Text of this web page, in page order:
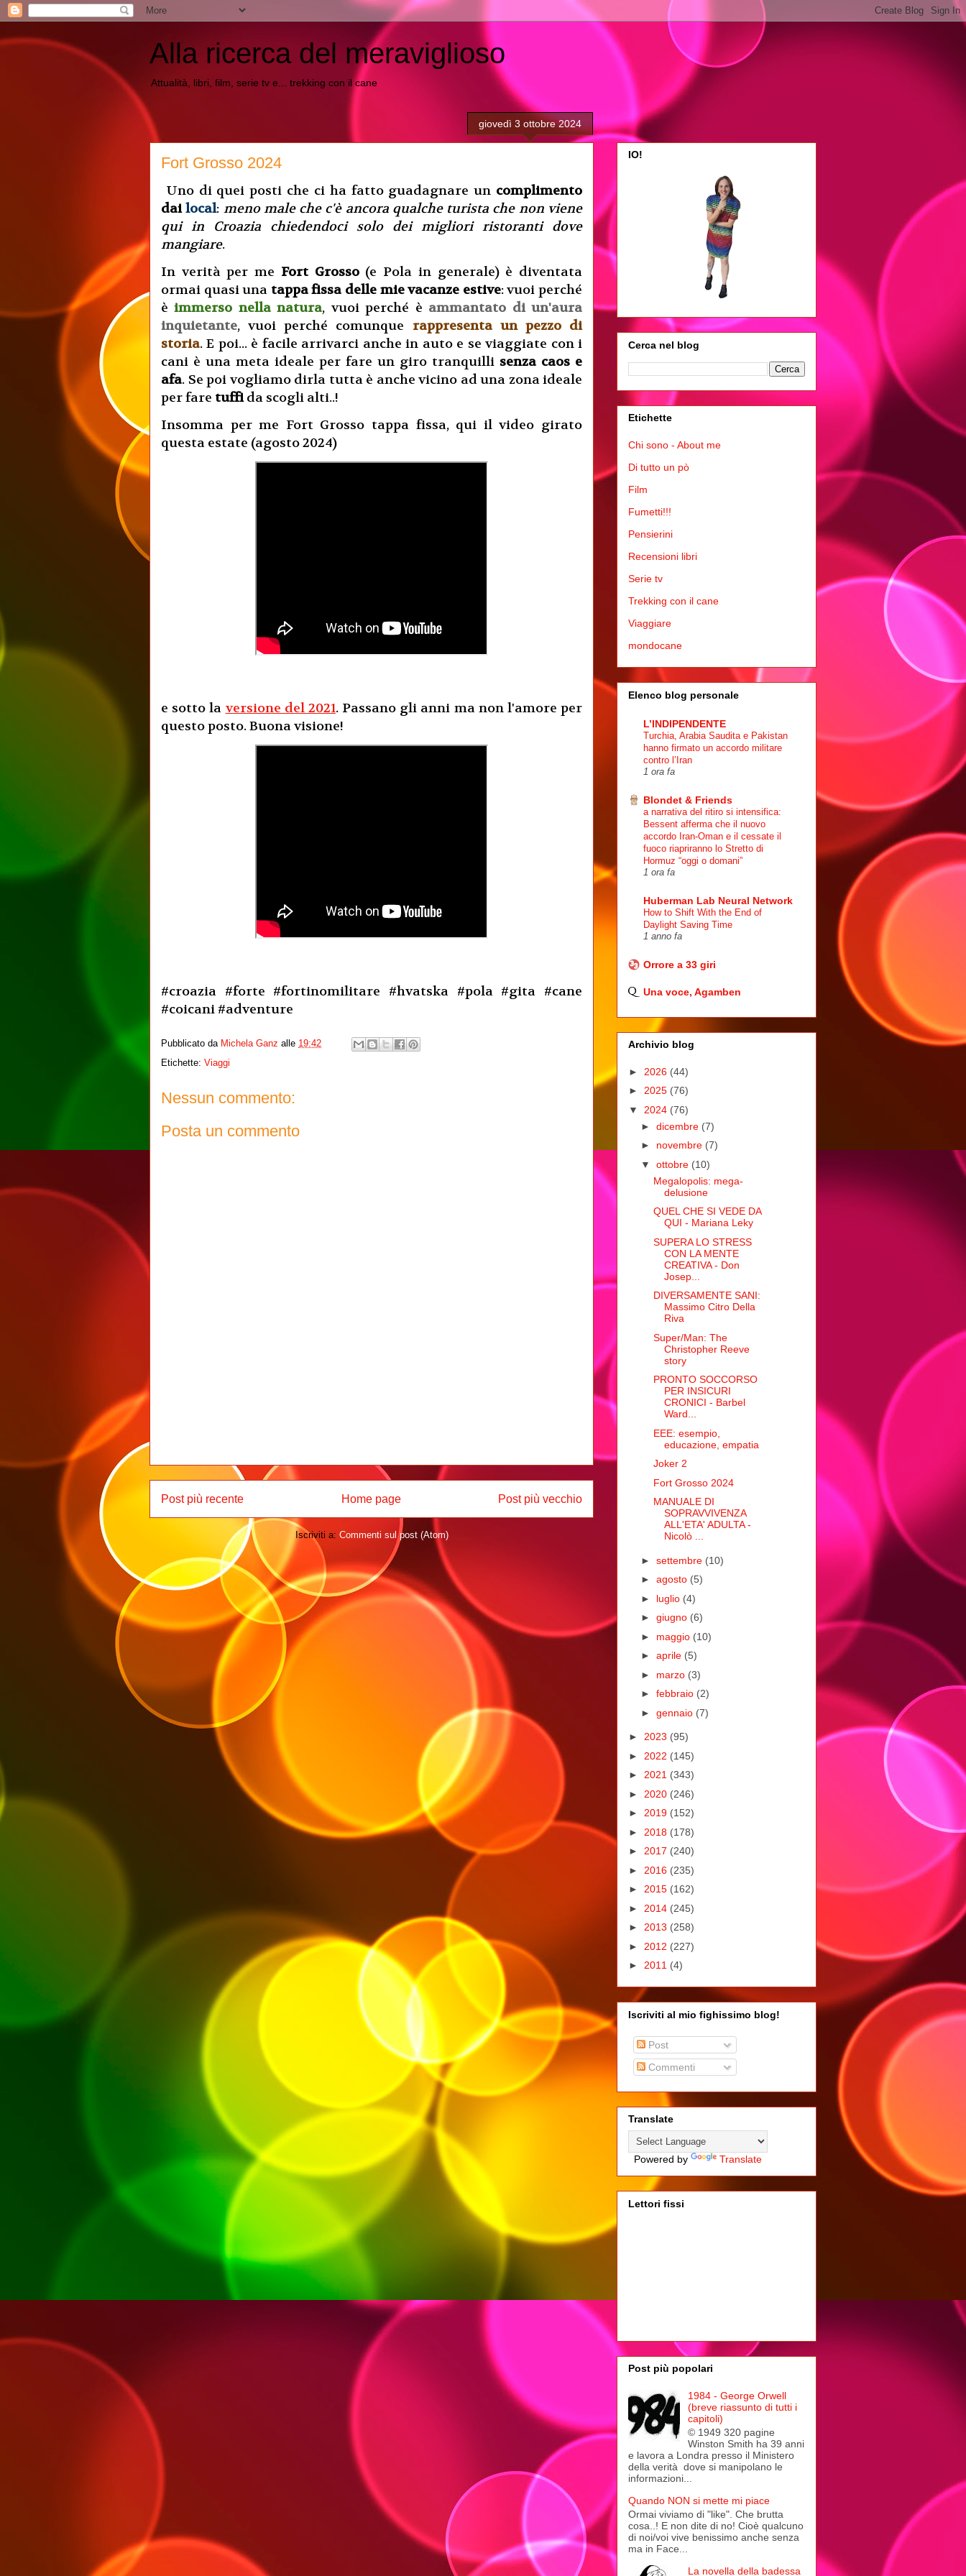
Alla ricerca del meraviglioso
Attualità, libri, film, serie tv e... trekking con il cane
giovedì 3 ottobre 2024
Fort Grosso 2024
Uno di quei posti che ci ha fatto guadagnare un complimento
dailocal: meno male che c'è ancora qualche turista che non viene
qui in Croazia chiedendoci solo dei migliori ristoranti dove
mangiare.
In verità per me Fort Grosso(e Pola in generale) è diventata
ormai quasi una tappa fissa delle mie vacanze estive: vuoi perché
èimmerso nella natura, vuoi perché è ammantato di un'aura
inquietante, vuoi perché comunque rappresenta un pezzo di
storia. E poi... è facile arrivarci anche in auto e se viaggiate con i
cani è una meta ideale per fare un giro tranquilli senza caos e
afa. Se poi vogliamo dirla tutta è anche vicino ad una zona ideale
per fare tuffida scogli alti..!
Insomma per me Fort Grosso tappa fissa, qui il video girato
questa estate (agosto 2024)
e sotto la versione del 2021. Passano gli anni ma non l'amore per
questo posto. Buona visione!
#croazia #forte #fortinomilitare #hvatska #pola #gita #cane
#coicani #adventure
Pubblicato da Michela Ganz alle 19:42
Etichette: Viaggi
Nessun commento:
Posta un commento
Post più recente Post più vecchio
Home page
Iscriviti a: Commenti sul post (Atom)
IO!
Cerca nel blog
Etichette
Chi sono - About me
Di tutto un pò
Film
Fumetti!!!
Pensierini
Recensioni libri
Serie tv
Trekking con il cane
Viaggiare
mondocane
Elenco blog personale
L’INDIPENDENTE
Turchia, Arabia Saudita e Pakistan
hanno firmato un accordo militare
contro l’Iran
1 ora fa
Blondet & Friends
a narrativa del ritiro si intensifica:
Bessent afferma che il nuovo
accordo Iran-Oman e il cessate il
fuoco riapriranno lo Stretto di
Hormuz “oggi o domani”
1 ora fa
Huberman Lab Neural Network
How to Shift With the End of
Daylight Saving Time
1 anno fa
Orrore a 33 giri
Una voce, Agamben
Archivio blog
► 2026 (44)
► 2025 (76)
▼ 2024 (76)
► dicembre (7)
► novembre (7)
▼ ottobre (10)
Megalopolis: mega-
delusione
QUEL CHE SI VEDE DA
QUI - Mariana Leky
SUPERA LO STRESS
CON LA MENTE
CREATIVA - Don
Josep...
DIVERSAMENTE SANI:
Massimo Citro Della
Riva
Super/Man: The
Christopher Reeve
story
PRONTO SOCCORSO
PER INSICURI
CRONICI - Barbel
Ward...
EEE: esempio,
educazione, empatia
Joker 2
Fort Grosso 2024
MANUALE DI
SOPRAVVIVENZA
ALL'ETA' ADULTA -
Nicolò ...
► settembre (10)
► agosto (5)
► luglio (4)
► giugno (6)
► maggio (10)
► aprile (5)
► marzo (3)
► febbraio (2)
► gennaio (7)
► 2023 (95)
► 2022 (145)
► 2021 (343)
► 2020 (246)
► 2019 (152)
► 2018 (178)
► 2017 (240)
► 2016 (235)
► 2015 (162)
► 2014 (245)
► 2013 (258)
► 2012 (227)
► 2011 (4)
Iscriviti al mio fighissimo blog!
Post
Commenti
Translate
Powered by Translate
Lettori fissi
Post più popolari
1984 - George Orwell
(breve riassunto di tutti i
capitoli)
© 1949 320 pagine
Winston Smith ha 39 anni
e lavora a Londra presso il Ministero
della verità dove si manipolano le
informazioni...
Quando NON si mette mi piace
Ormai viviamo di "like". Che brutta
cosa..! E non dite di no! Cioè qualcuno
di noi/voi vive benissimo anche senza
ma in Face...
La novella della badessa